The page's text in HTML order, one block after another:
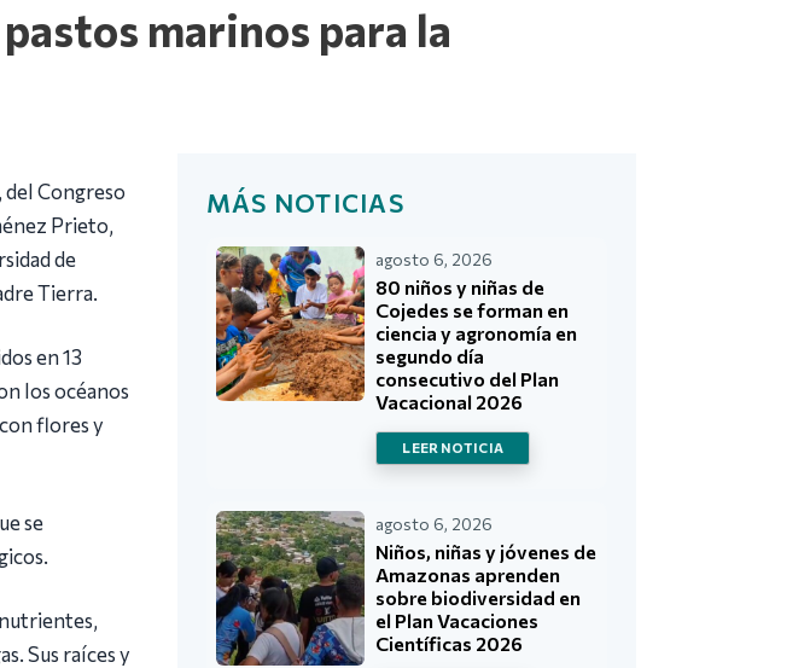
marinos para la
del Congreso
Prieto,
de
Tierra.
en 13
los océanos
flores y
se
Sus raíces y
MÁS NOTICIAS
agosto 6, 2026
80 niños y niñas de
Cojedes se forman en
ciencia y agronomía en
segundo día
consecutivo del Plan
Vacacional 2026
LEER NOTICIA
agosto 6, 2026
Niños, niñas y jóvenes de
Amazonas aprenden
sobre biodiversidad en
el Plan Vacaciones
Científicas 2026